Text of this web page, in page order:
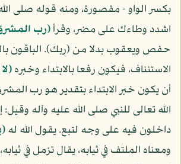
بكسر الواو - مقصورة، ومنه قوله صلى
اشدد وطاءك على مضر، وقرأ(رب
حفص ويعقوب بدلا من (ربك). الباقون
الاستئناف، فيكون رفعا بالابتداء وخبره
أن يكون خبر الابتداء بتقدير هو رب
الله تعالى للنبي صلى الله عليه وآله
داخلون فيه على وجه لتبع. يقول الله له
ومعناه الملتف في ثيابه، يقال تزمل في